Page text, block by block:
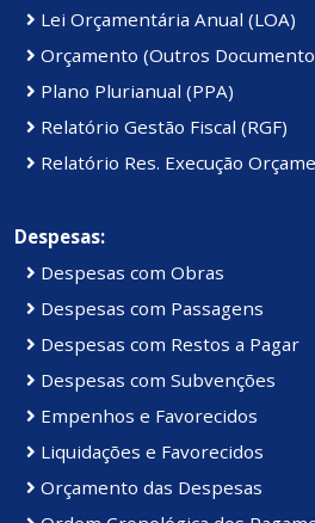
Lei Orçamentária Anual (LOA)
Orçamento (Outros
Plano Plurianual (PPA)
Relatório Gestão Fiscal (RGF)
Relatório Res. Execução
Despesas:
Despesas com Obras
Despesas com Passagens
Despesas com Restos a Pagar
Despesas com Subvenções
Empenhos e Favorecidos
Liquidações e Favorecidos
Orçamento das Despesas